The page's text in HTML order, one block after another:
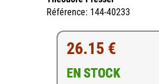
Référence: 144-40233
26.15 €
EN STOCK